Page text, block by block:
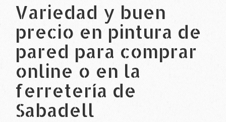
Variedad y buen
precio en pintura de
pared para comprar
online o en la
ferretería de
Sabadell